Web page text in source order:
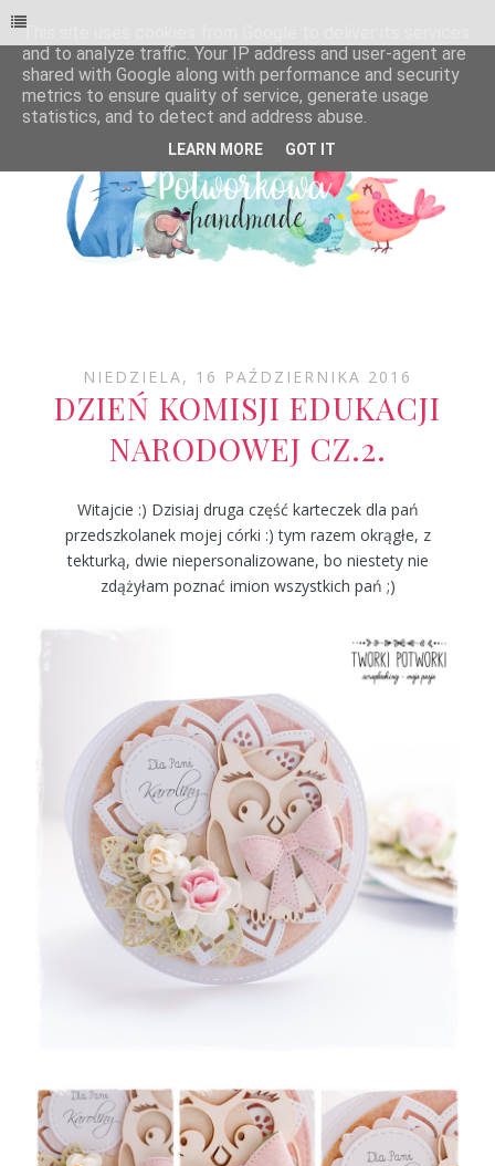
NIEDZIELA, 16 PAŹDZIERNIKA 2016
DZIEŃ KOMISJI EDUKACJI
NARODOWEJ CZ.2.
Witajcie :) Dzisiaj druga część karteczek dla pań
przedszkolanek mojej córki :) tym razem okrągłe, z
tekturką, dwie niepersonalizowane, bo niestety nie
zdążyłam poznać imion wszystkich pań ;)
This site uses cookies from Google to deliver its services
and to analyze traffic. Your IP address and user-agent are
shared with Google along with performance and security
metrics to ensure quality of service, generate usage
statistics, and to detect and address abuse.
LEARN MORE GOT IT